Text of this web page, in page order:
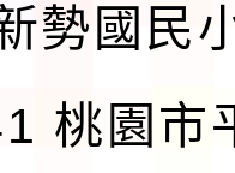
勢國民
桃園市